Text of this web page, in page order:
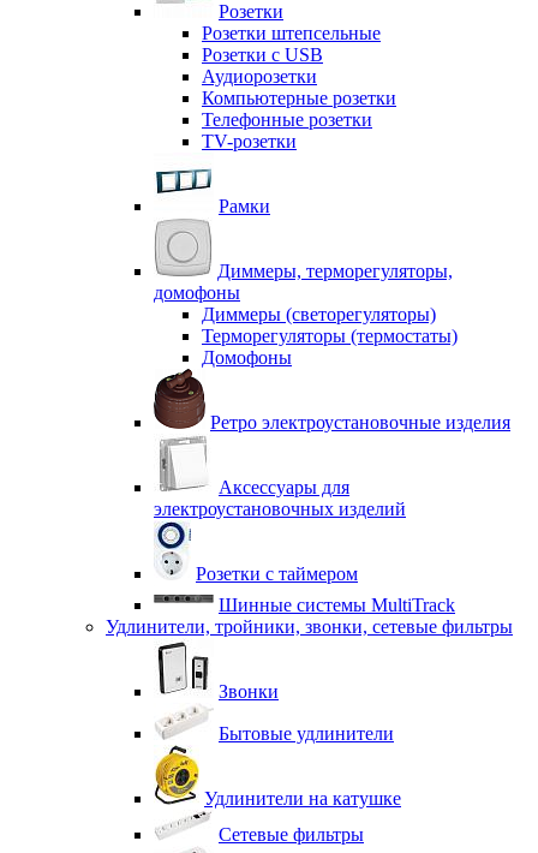
Розетки
Розетки штепсельные
Розетки с USB
Аудиорозетки
Компьютерные розетки
Телефонные розетки
TV-розетки
Рамки
Диммеры, терморегуляторы,
домофоны
Диммеры (светорегуляторы)
Терморегуляторы (термостаты)
Домофоны
Ретро электроустановочные изделия
Аксессуары для
электроустановочных изделий
Розетки с таймером
Шинные системы MultiTrack
Удлинители, тройники, звонки, сетевые фильтры
Звонки
Бытовые удлинители
Удлинители на катушке
Сетевые фильтры